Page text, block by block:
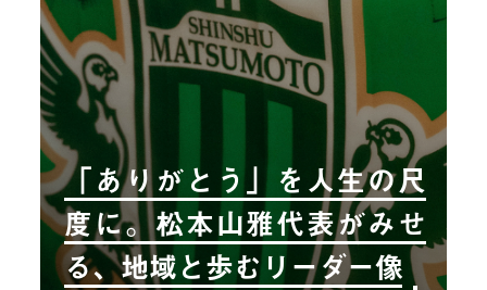
「ありがとう」を人生の尺
度に。松本山雅代表がみせ
る、地域と歩むリーダー像